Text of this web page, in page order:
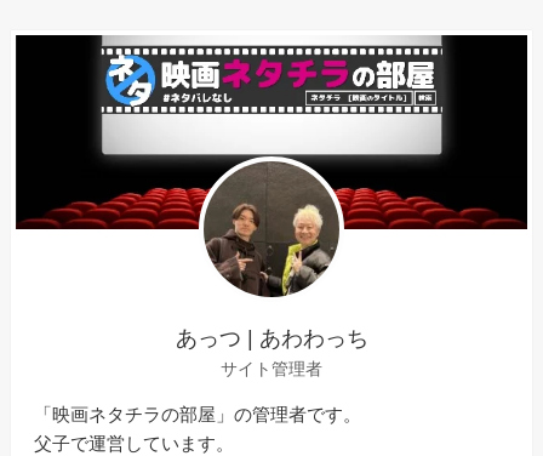
あっつ | あわわっち
サイト管理者
「映画ネタチラの部屋」の管理者です。
父子で運営しています。